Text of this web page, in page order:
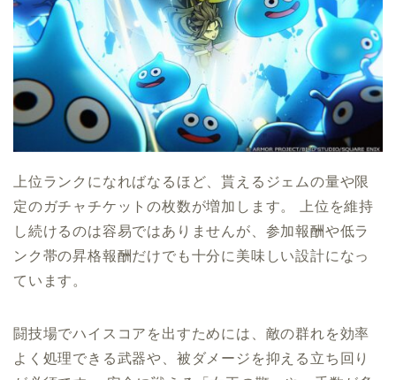
上位ランクになればなるほど、貰えるジェムの量や限
定のガチャチケットの枚数が増加します。 上位を維持
し続けるのは容易ではありませんが、参加報酬や低ラ
ンク帯の昇格報酬だけでも十分に美味しい設計になっ
ています。
闘技場でハイスコアを出すためには、敵の群れを効率
よく処理できる武器や、被ダメージを抑える立ち回り